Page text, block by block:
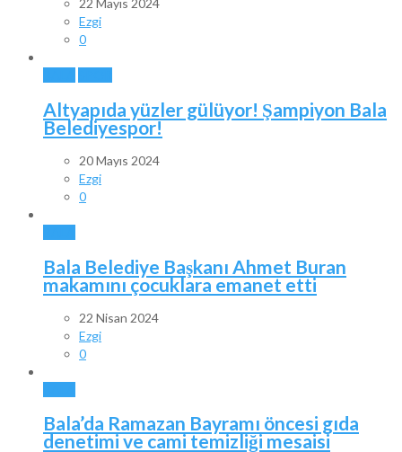
22 Mayıs 2024
Ezgi
0
Altyapıda yüzler gülüyor! Şampiyon Bala
Belediyespor!
20 Mayıs 2024
Ezgi
0
Bala Belediye Başkanı Ahmet Buran
makamını çocuklara emanet etti
22 Nisan 2024
Ezgi
0
Bala’da Ramazan Bayramı öncesi gıda
denetimi ve cami temizliği mesaisi